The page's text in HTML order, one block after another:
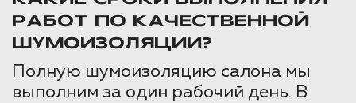
РАБОТ ПО КАЧЕСТВЕННОЙ
ШУМОИЗОЛЯЦИИ?
Полную шумоизоляцию салона мы
выполним за один рабочий день. В